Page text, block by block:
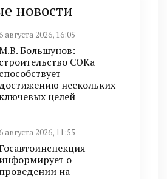
новости
6 августа 2026, 16:05
Большунов:
строительство СОКа
способствует
достижению нескольких
ключевых целей
6 августа 2026, 11:55
информирует о
проведении на